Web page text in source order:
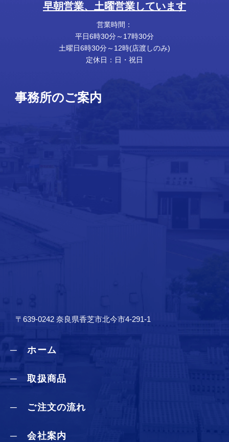
早朝営業、土曜営業しています
営業時間：
平日6時30分～17時30分
土曜日6時30分～12時(店渡しのみ)
定休日：日・祝日
事務所のご案内
〒639-0242 奈良県香芝市北今市4-291-1
─ ホーム
─ 取扱商品
─ ご注文の流れ
─ 会社案内